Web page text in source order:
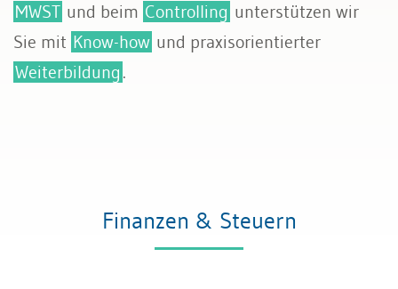
MWST und beim Controlling unterstützen wir
Sie mit Know-how und praxisorientierter
Weiterbildung .
Finanzen & Steuern